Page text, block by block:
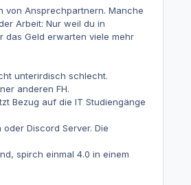
von Ansprechpartnern. Manche
Arbeit: Nur weil du in
das Geld erwarten viele mehr
unterirdisch schlecht.
anderen FH.
Bezug auf die IT Studiengänge
Discord Server. Die
spirch einmal 4.0 in einem